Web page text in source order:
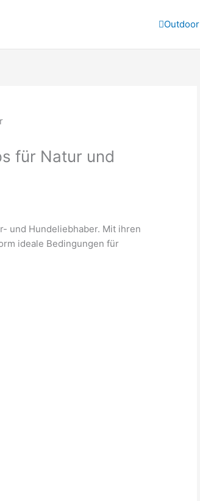
Outdoor
für Natur und
und Hundeliebhaber. Mit ihren
ideale Bedingungen für